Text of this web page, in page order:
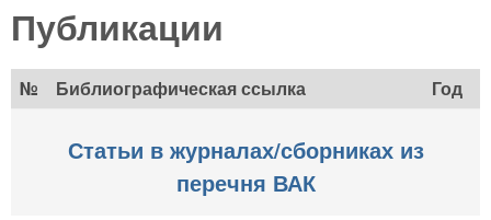
Публикации
№ Библиографическая ссылка Год
Статьи в журналах/сборниках из
перечня ВАК